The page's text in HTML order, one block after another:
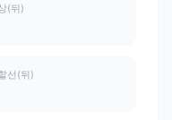
(뒤)
선(뒤)